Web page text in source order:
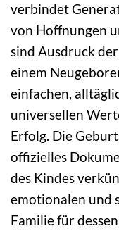
verbindet
von Hoffnungen
sind Ausdruck
einem
einfachen,
universellen
Erfolg. Die
offizielles
des Kindes
emotionalen und
Familie für